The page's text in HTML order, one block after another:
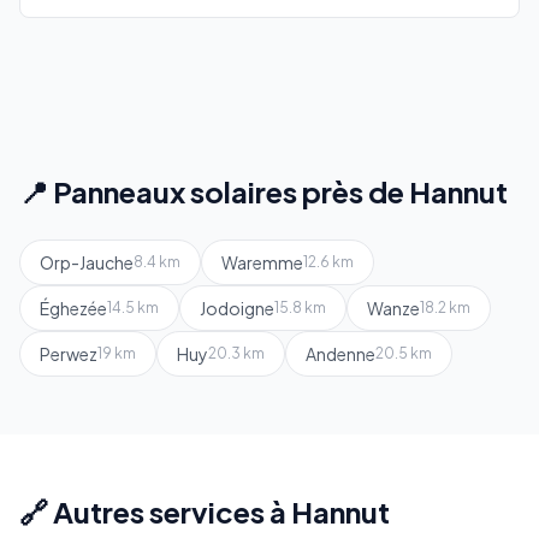
📍 Panneaux solaires près de Hannut
Orp-Jauche8.4 km Waremme12.6 km
Éghezée14.5 km Jodoigne15.8 km Wanze18.2 km
Perwez19 km Huy20.3 km Andenne20.5 km
🔗 Autres services à Hannut